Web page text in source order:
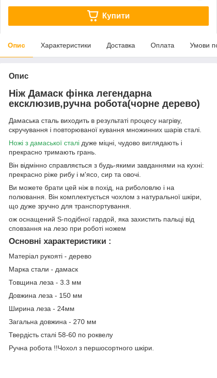
Купити
Опис Характеристики Доставка Оплата Умови
Опис
Ніж Дамаск фінка легендарна
ексклюзив,ручна робота(чорне дерево)
Дамаська сталь виходить в результаті процесу нагріву,
скручування і повторюваної кування множинних шарів сталі.
Ножі з дамаської сталі дуже міцні, чудово виглядають і
прекрасно тримають грань.
Він відмінно справляється з будь-якими завданнями на кухні:
прекрасно ріже рибу і м'ясо, сир та овочі.
Ви можете брати цей ніж в похід, на риболовлю і на
полювання. Він комплектується чохлом з натуральної шкіри,
що дуже зручно для транспортування.
ож оснащений S-подібної гардой, яка захистить пальці від
сповзання на лезо при роботі ножем
Основні характеристики :
Матеріал рукояті - дерево
Марка стали - дамаск
Товщина леза - 3.3 мм
Довжина леза - 150 мм
Ширина леза - 24мм
Загальна довжина - 270 мм
Твердість сталі 58-60 по роквелу
Ручна робота !!Чохол з першосортного шкіри.